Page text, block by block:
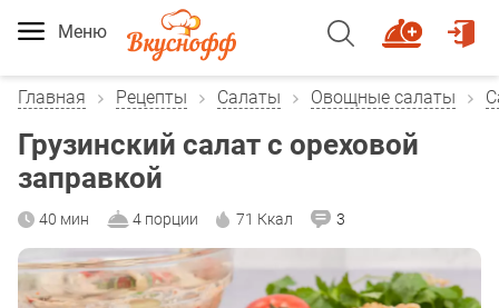
Меню
Главная Рецепты Салаты Овощные салаты
Грузинский салат с ореховой
заправкой
40 мин 4 порции 71 Ккал 3